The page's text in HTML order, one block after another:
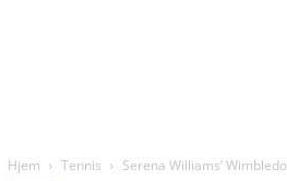
Hjem Tennis Serena Williams’